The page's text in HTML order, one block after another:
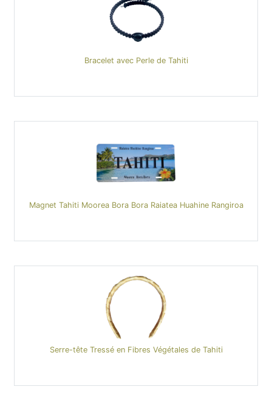
Bracelet avec Perle de Tahiti
Magnet Tahiti Moorea Bora Bora Raiatea Huahine Rangiroa
Serre-tête Tressé en Fibres Végétales de Tahiti